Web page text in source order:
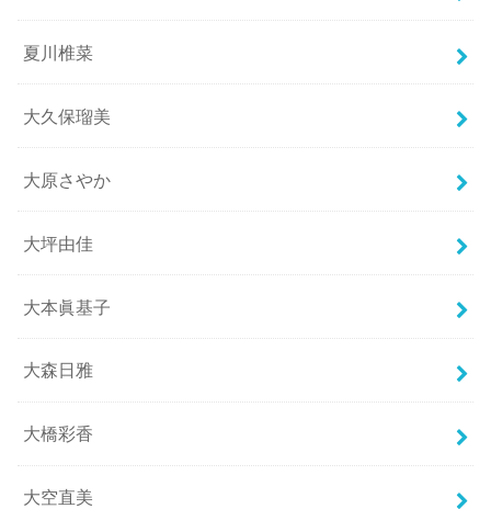
夏川椎菜
大久保瑠美
大原さやか
大坪由佳
大本眞基子
大森日雅
大橋彩香
大空直美